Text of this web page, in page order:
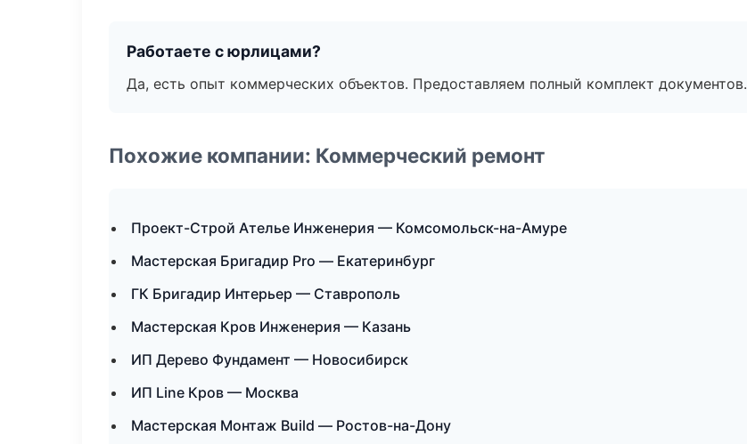
Работаете с юрлицами?
Да, есть опыт коммерческих объектов. Предоставляем полный комплект документов.
Похожие компании: Коммерческий ремонт
Проект-Строй Ателье Инженерия — Комсомольск-на-Амуре
Мастерская Бригадир Pro — Екатеринбург
ГК Бригадир Интерьер — Ставрополь
Мастерская Кров Инженерия — Казань
ИП Дерево Фундамент — Новосибирск
ИП Line Кров — Москва
Мастерская Монтаж Build — Ростов-на-Дону